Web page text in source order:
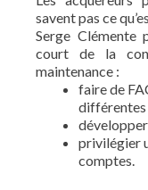
savent pas ce
Serge Clémente
court de la
maintenance :
faire de
différentes
privilégier
comptes.